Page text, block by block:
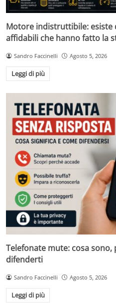
Motore indistruttibile: esiste
affidabili che hanno fatto la
Sandro Faccinelli Agosto 5, 2026
Leggi di più
Telefonate mute: cosa sono,
difenderti
Sandro Faccinelli Agosto 5, 2026
Leggi di più